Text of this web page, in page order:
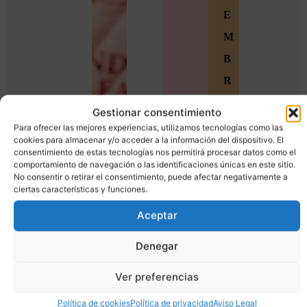
Gestionar consentimiento
Para ofrecer las mejores experiencias, utilizamos tecnologías como las
cookies para almacenar y/o acceder a la información del dispositivo. El
consentimiento de estas tecnologías nos permitirá procesar datos como el
comportamiento de navegación o las identificaciones únicas en este sitio.
No consentir o retirar el consentimiento, puede afectar negativamente a
ciertas características y funciones.
Aceptar
Denegar
Ver preferencias
Política de cookiesPolítica de privacidadAviso Legal
E
M
B
R
S
Ú
n
e
a